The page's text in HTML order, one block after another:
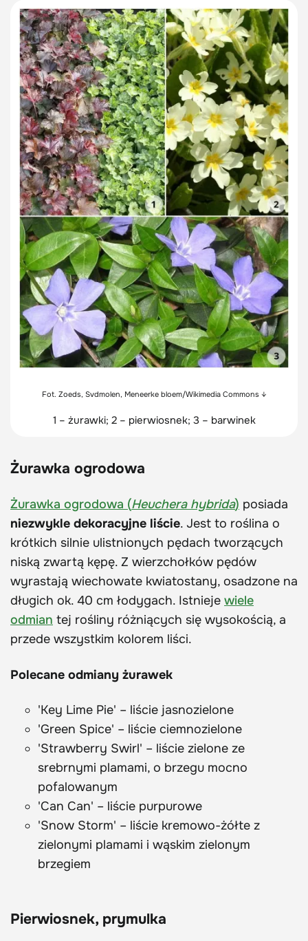
Fot. Zoeds, Svdmolen, Meneerke bloem/Wikimedia Commons ↓
1 – żurawki; 2 – pierwiosnek; 3 – barwinek
Żurawka ogrodowa
Żurawka ogrodowa (Heuchera hybrida) posiada
niezwykle dekoracyjne liście. Jest to roślina o
krótkich silnie ulistnionych pędach tworzących
niską zwartą kępę. Z wierzchołków pędów
wyrastają wiechowate kwiatostany, osadzone na
długich ok. 40 cm łodygach. Istnieje wiele
odmian tej rośliny różniących się wysokością, a
przede wszystkim kolorem liści.
Polecane odmiany żurawek
'Key Lime Pie' – liście jasnozielone
'Green Spice' – liście ciemnozielone
'Strawberry Swirl' – liście zielone ze
srebrnymi plamami, o brzegu mocno
pofalowanym
'Can Can' – liście purpurowe
'Snow Storm' – liście kremowo-żółte z
zielonymi plamami i wąs­kim zielonym
brzegiem
Pierwiosnek, prymulka